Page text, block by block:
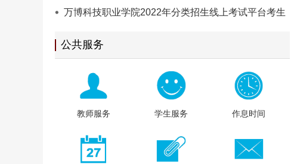
知
万博科技职业学院2022年分类招生线上考试平台考生
公共服务
教师服务 学生服务 作息时间